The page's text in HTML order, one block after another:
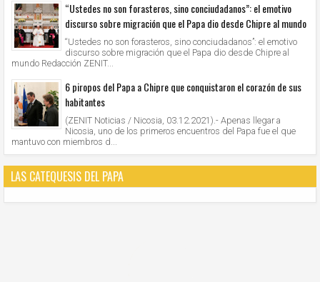
“Ustedes no son forasteros, sino conciudadanos”: el emotivo
discurso sobre migración que el Papa dio desde Chipre al mundo
“Ustedes no son forasteros, sino conciudadanos”: el emotivo
discurso sobre migración que el Papa dio desde Chipre al
mundo Redacción ZENIT...
6 piropos del Papa a Chipre que conquistaron el corazón de sus
habitantes
(ZENIT Noticias / Nicosia, 03.12.2021).- Apenas llegar a
Nicosia, uno de los primeros encuentros del Papa fue el que
mantuvo con miembros d...
LAS CATEQUESIS DEL PAPA